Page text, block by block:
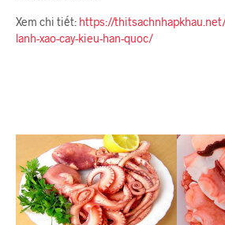
Xem chi tiết: https://
lanh-xao-cay-kieu-han-quoc/